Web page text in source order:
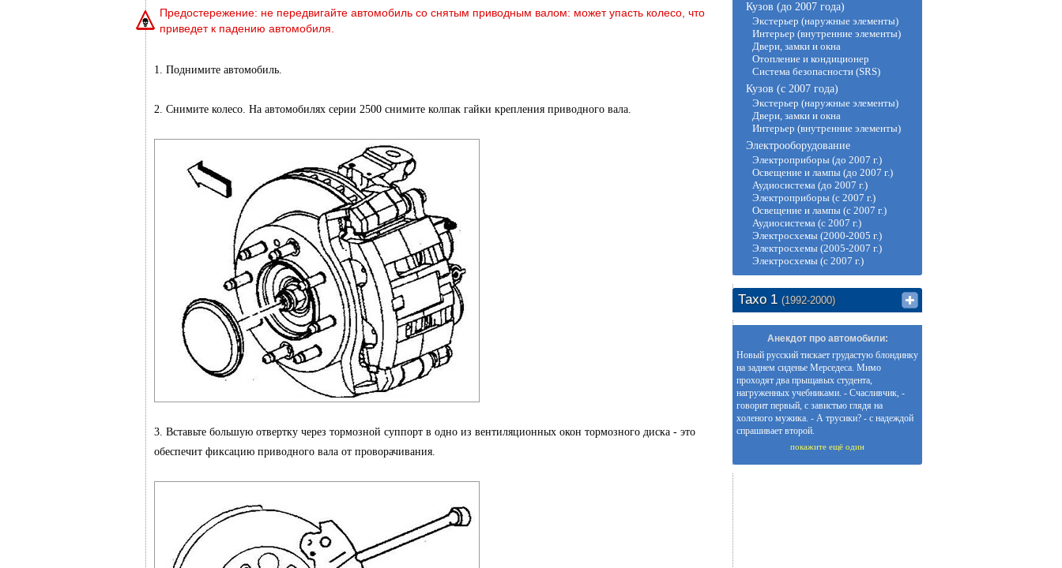
Предостережение: не передвигайте автомобиль со снятым приводным валом: может упасть колесо, что
приведет к падению автомобиля.
1. Поднимите автомобиль.
2. Снимите колесо. На автомобилях серии 2500 снимите колпак гайки крепления приводного вала.
3. Вставьте большую отвертку через тормозной суппорт в одно из вентиляционных окон тормозного диска - это
обеспечит фиксацию приводного вала от проворачивания.
Кузов (до 2007 года)
Экстерьер (наружные элементы)
Интерьер (внутренние элементы)
Двери, замки и окна
Отопление и кондиционер
Система безопасности (SRS)
Кузов (с 2007 года)
Экстерьер (наружные элементы)
Двери, замки и окна
Интерьер (внутренние элементы)
Электрооборудование
Электроприборы (до 2007 г.)
Освещение и лампы (до 2007 г.)
Аудиосистема (до 2007 г.)
Электроприборы (с 2007 г.)
Освещение и лампы (с 2007 г.)
Аудиосистема (с 2007 г.)
Электросхемы (2000-2005 г.)
Электросхемы (2005-2007 г.)
Электросхемы (с 2007 г.)
Тахо 1 (1992-2000)
Анекдот про автомобили:
Новый русский тискает грудастую блондинку
на заднем сиденье Мерседеса. Мимо
проходят два прыщавых студента,
нагруженных учебниками. - Счасливчик, -
говорит первый, с завистью глядя на
холеного мужика. - А трусики? - с надеждой
спрашивает второй.
покажите ещё один